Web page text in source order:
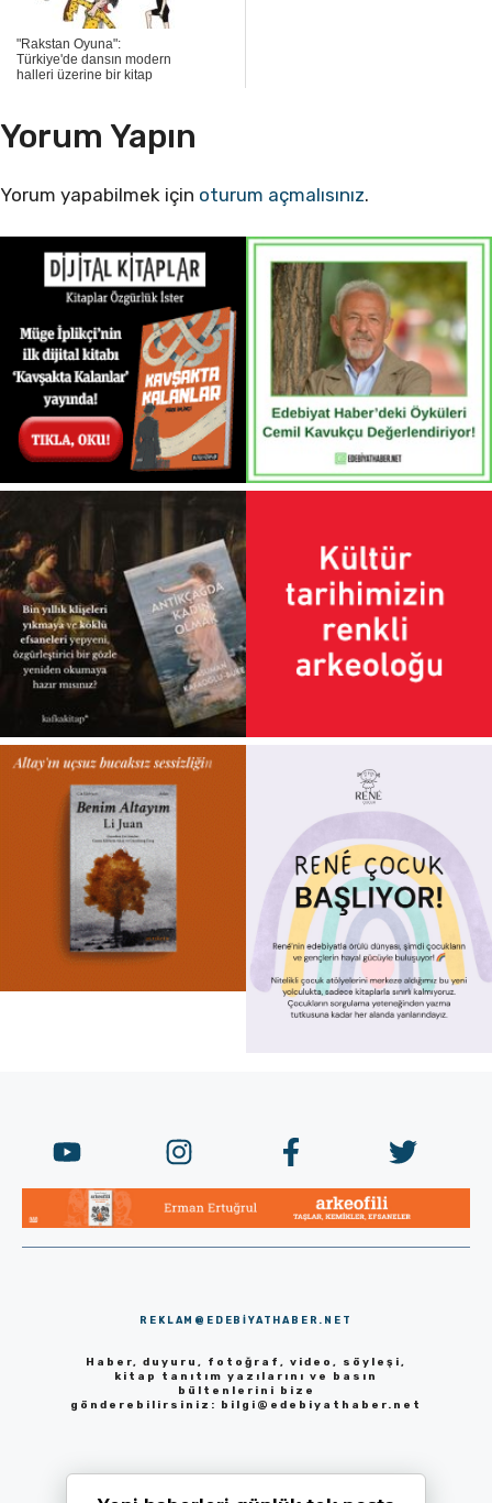
"Rakstan Oyuna":
Türkiye'de dansın modern
halleri üzerine bir kitap
Yorum Yapın
Yorum yapabilmek için oturum açmalısınız.
REKLAM@EDEBIYATHABER.NET
Haber, duyuru, fotoğraf, video, söyleşi,
kitap tanıtım yazılarını ve basın
bültenlerini bize
gönderebilirsiniz:
bilgi@edebiyathaber.net